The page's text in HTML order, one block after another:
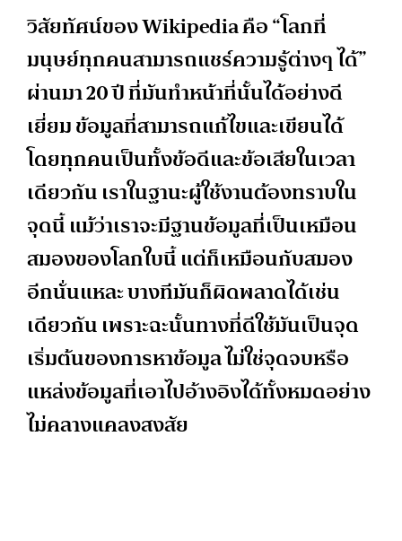
วิสัยทัศน์ของ Wikipedia คือ “โลกที่
มนุษย์ทุกคนสามารถแชร์ความรู้ต่างๆ ได้”
ผ่านมา 20 ปี ที่มันทำหน้าที่นั้นได้อย่างดี
เยี่ยม ข้อมูลที่สามารถแก้ไขและเขียนได้
โดยทุกคนเป็นทั้งข้อดีและข้อเสียในเวลา
เดียวกัน เราในฐานะผู้ใช้งานต้องทราบใน
จุดนี้ แม้ว่าเราจะมีฐานข้อมูลที่เป็นเหมือน
สมองของโลกใบนี้ แต่ก็เหมือนกับสมอง
อีกนั่นแหละ บางทีมันก็ผิดพลาดได้เช่น
เดียวกัน เพราะฉะนั้นทางที่ดีใช้มันเป็นจุด
เริ่มต้นของการหาข้อมูล ไม่ใช่จุดจบหรือ
แหล่งข้อมูลที่เอาไปอ้างอิงได้ทั้งหมดอย่าง
ไม่คลางแคลงสงสัย